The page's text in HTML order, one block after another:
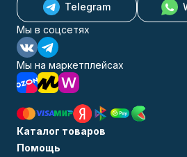
Telegram
Мы в соцсетях
Мы на маркетплейсах
Каталог товаров
Помощь